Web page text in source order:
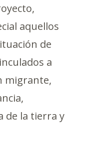
aquellos
de
a
migrante,
de la tierra y